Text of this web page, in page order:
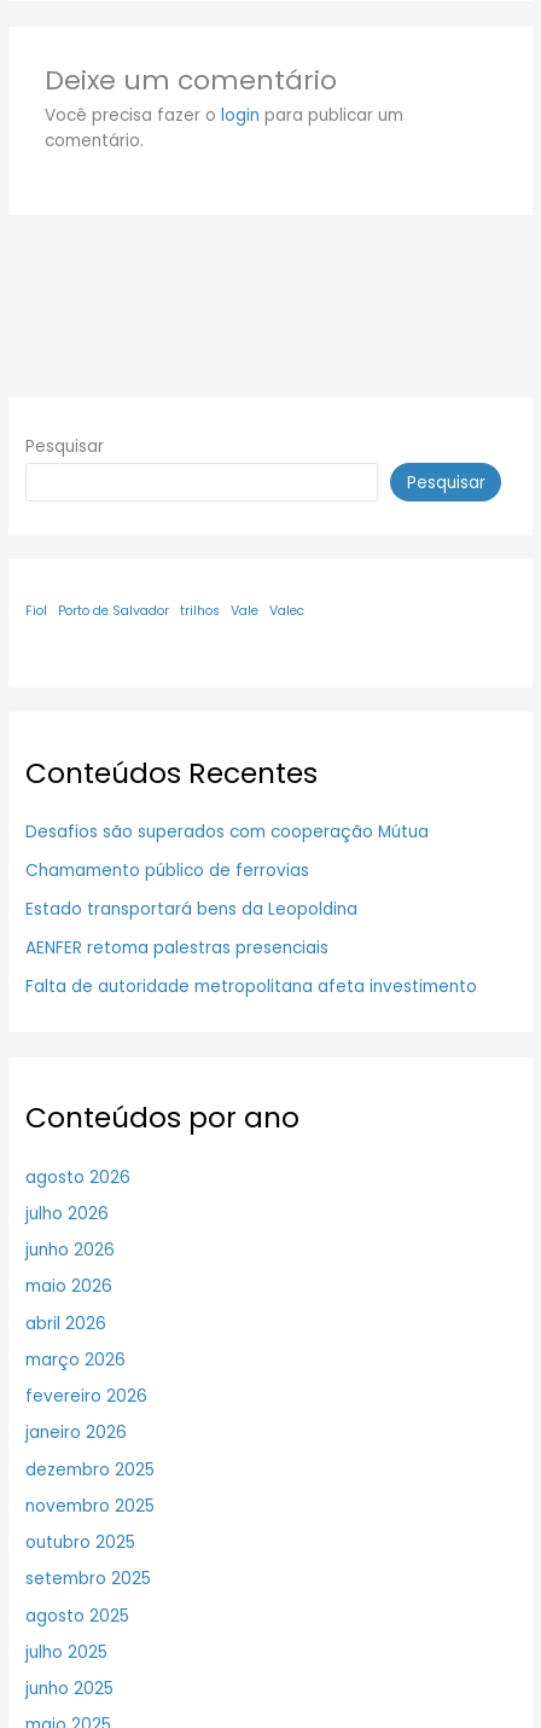
Deixe um comentário
Você precisa fazer o login para publicar um
comentário.
Pesquisar
Pesquisar
Fiol Porto de Salvador trilhos Vale Valec
Conteúdos Recentes
Desafios são superados com cooperação Mútua
Chamamento público de ferrovias
Estado transportará bens da Leopoldina
AENFER retoma palestras presenciais
Falta de autoridade metropolitana afeta investimento
Conteúdos por ano
agosto 2026
julho 2026
junho 2026
maio 2026
abril 2026
março 2026
fevereiro 2026
janeiro 2026
dezembro 2025
novembro 2025
outubro 2025
setembro 2025
agosto 2025
julho 2025
junho 2025